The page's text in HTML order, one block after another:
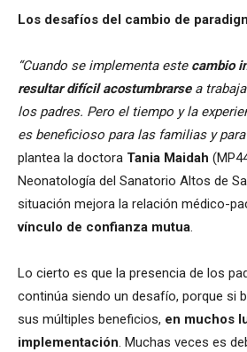
Los desafíos del cambio de
“Cuando se implementa este cambio
resultar difícil acostumbrarsea
los padres. Pero el tiempo y la
es beneficioso para las familias y
plantea la doctora Tania Maidah
Neonatología del Sanatorio Altos de
situación mejora la relación médico-
vínculo de confianza mutua.
Lo cierto es que la presencia de los
continúa siendo un desafío, porque si
sus múltiples beneficios, en muchos
implementación. Muchas veces es